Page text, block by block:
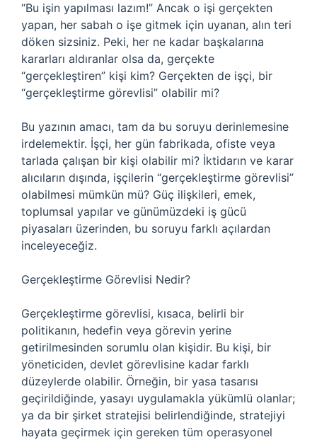
“Bu işin yapılması lazım!” Ancak o işi gerçekten
yapan, her sabah o işe gitmek için uyanan, alın teri
döken sizsiniz. Peki, her ne kadar başkalarına
kararları aldıranlar olsa da, gerçekte
“gerçekleştiren” kişi kim? Gerçekten de işçi, bir
“gerçekleştirme görevlisi” olabilir mi?
Bu yazının amacı, tam da bu soruyu derinlemesine
irdelemektir. İşçi, her gün fabrikada, ofiste veya
tarlada çalışan bir kişi olabilir mi? İktidarın ve karar
alıcıların dışında, işçilerin “gerçekleştirme görevlisi”
olabilmesi mümkün mü? Güç ilişkileri, emek,
toplumsal yapılar ve günümüzdeki iş gücü
piyasaları üzerinden, bu soruyu farklı açılardan
inceleyeceğiz.
Gerçekleştirme Görevlisi Nedir?
Gerçekleştirme görevlisi, kısaca, belirli bir
politikanın, hedefin veya görevin yerine
getirilmesinden sorumlu olan kişidir. Bu kişi, bir
yöneticiden, devlet görevlisine kadar farklı
düzeylerde olabilir. Örneğin, bir yasa tasarısı
geçirildiğinde, yasayı uygulamakla yükümlü olanlar;
ya da bir şirket stratejisi belirlendiğinde, stratejiyi
hayata geçirmek için gereken tüm operasyonel